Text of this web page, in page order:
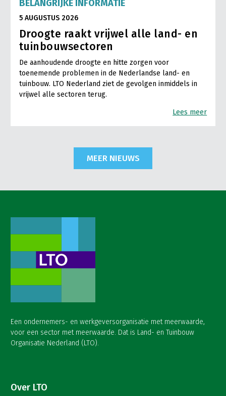
BELANGRIJKE INFORMATIE
5 AUGUSTUS 2026
Droogte raakt vrijwel alle land- en
tuinbouwsectoren
De aanhoudende droogte en hitte zorgen voor
toenemende problemen in de Nederlandse land- en
tuinbouw. LTO Nederland ziet de gevolgen inmiddels in
vrijwel alle sectoren terug.
Lees meer
MEER NIEUWS
Een ondernemers- en werkgeversorganisatie met meerwaarde,
voor een sector met meerwaarde. Dat is Land- en Tuinbouw
Organisatie Nederland (LTO).
Over LTO